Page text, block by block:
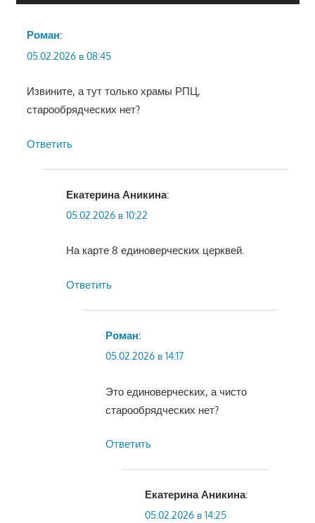
Роман:
05.02.2026 в 08:45
Извините, а тут только храмы РПЦ,
старообрядческих нет?
Ответить
Екатерина Аникина:
05.02.2026 в 10:22
На карте 8 единоверческих церквей.
Ответить
Роман:
05.02.2026 в 14:17
Это единоверческих, а чисто
старообрядческих нет?
Ответить
Екатерина Аникина:
05.02.2026 в 14:25